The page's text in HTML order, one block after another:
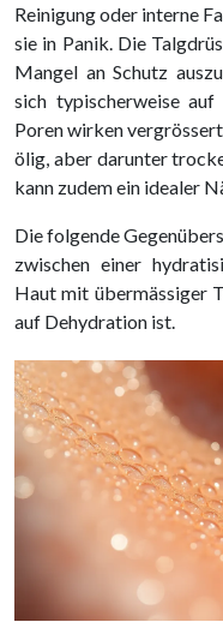
Reinigung oder interne
sie in Panik. Die
Mangel an Schutz
sich typischerweise
Poren wirken
ölig, aber darunter
kann zudem ein idealer
Die folgende
zwischen einer
Haut mit übermässiger
auf Dehydration ist.